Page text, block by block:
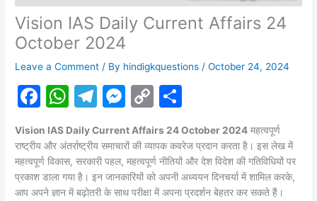
Vision IAS Daily Current Affairs 24
October 2024
Leave a Comment / By hindigkquestions /October 24, 2024
F
c
e
b
W
at
s
A
T
e
gr
a
M
s
s
e
C
p
y
Li
ar
e
Vision IAS Daily Current Affairs 24 October 2024 महत्वपूर्ण
राष्ट्रीय और अंतर्राष्ट्रीय समाचारों की व्यापक कवरेज प्रदान करता है। इस लेख में
महत्वपूर्ण विकास, सरकारी पहल, महत्वपूर्ण नीतियों और देश विदेश की गतिविधियों पर
प्रकाश डाला गया है। इन जानकारियों को अपनी अध्ययन दिनचर्या में शामिल करके,
आप अपने ज्ञान में बढ़ोतरी के साथ परीक्षा में अपना प्रदर्शन बेहतर कर सकते हैं।